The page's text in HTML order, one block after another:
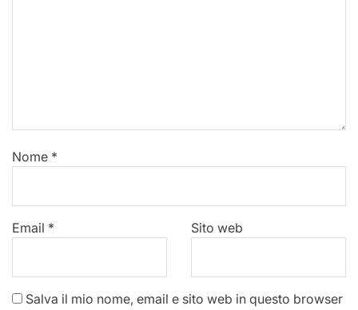
Nome *
Email * Sito web
Salva il mio nome, email e sito web in questo browser